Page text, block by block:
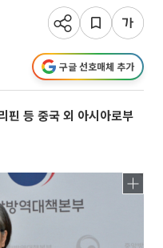
구글 선호매체 추가
등 중국 외 아시아로부